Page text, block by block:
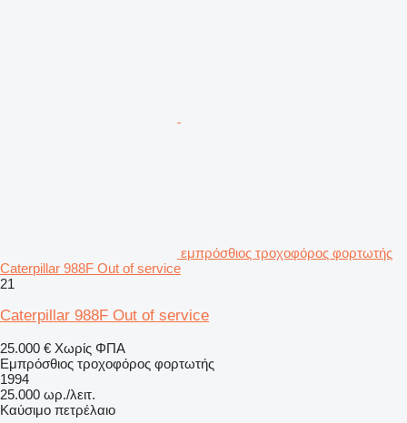
εμπρόσθιος τροχοφόρος φορτωτής
Caterpillar 988F Out of service
21
Caterpillar 988F Out of service
25.000 € Χωρίς ΦΠΑ
Εμπρόσθιος τροχοφόρος φορτωτής
1994
25.000 ωρ./λειτ.
Καύσιμο πετρέλαιο